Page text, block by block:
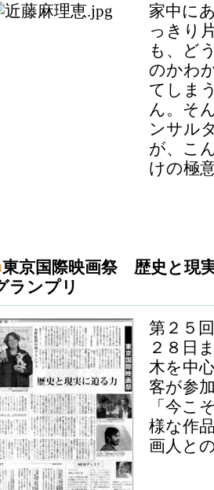
家中に
っきり
も、ど
のかわ
てしま
ん。そ
ンサル
が、こ
けの極
東京国際映画祭 歴史と現
ランプリ
第２５
２８日
木を中
客が参
「今こ
様な作
画人と